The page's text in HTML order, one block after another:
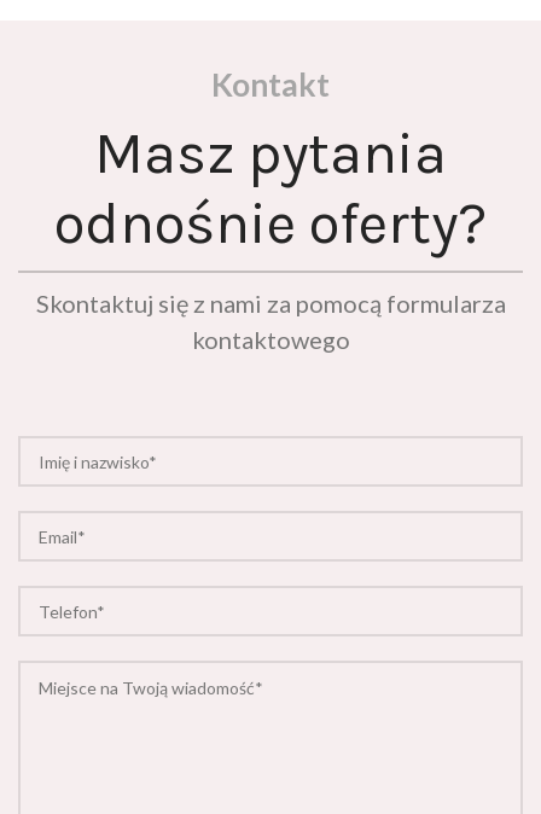
Kontakt
Masz pytania
odnośnie oferty?
Skontaktuj się z nami za pomocą formularza
kontaktowego